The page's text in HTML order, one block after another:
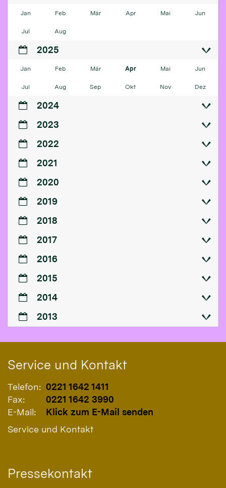
Jan Feb Mär Apr Mai Jun
Jul Aug
2025
Jan Feb Mär Apr Mai Jun
Jul Aug Sep Okt Nov Dez
2024
2023
2022
2021
2020
2019
2018
2017
2016
2015
2014
2013
Service und Kontakt
Telefon: 0221 1642 1411
Fax:
0221 1642 3990
E-Mail:
Klick zum E-Mail senden
Service und Kontakt
Pressekontakt